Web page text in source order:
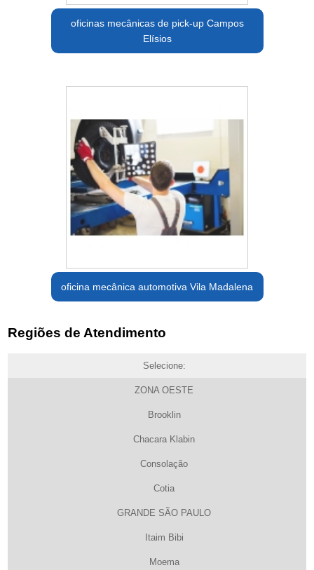
oficinas mecânicas de pick-up Campos
Elísios
oficina mecânica automotiva Vila Madalena
Regiões de Atendimento
Selecione:
ZONA OESTE
Brooklin
Chacara Klabin
Consolação
Cotia
GRANDE SÃO PAULO
Itaim Bibi
Moema